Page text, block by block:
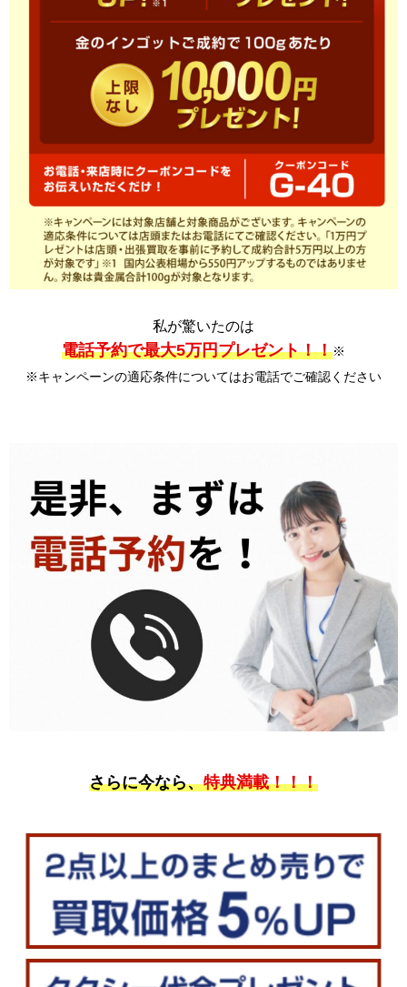
私が驚いたのは
電話予約で最大5万円プレゼント！！※
※キャンペーンの適応条件についてはお電話でご確認ください
さらに今なら、特典満載！！！